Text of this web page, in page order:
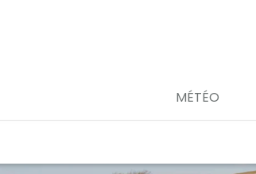
MÉTÉO